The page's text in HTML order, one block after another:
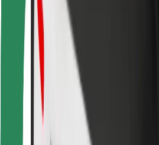
Pour les passagers
Pour les chauffeurs
Pour les livreurs
Bolt Food
Pour les propriétaires de flotte
Pour les restaurants
Bolt for Business